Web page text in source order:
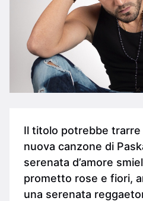
Il titolo potrebbe trarre
nuova canzone di
serenata d’amore
prometto rose e fiori,
una serenata